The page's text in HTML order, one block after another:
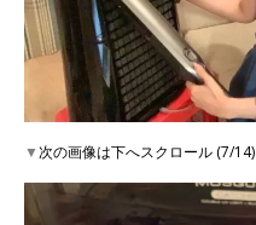
▼次の画像は下へスクロール (7/14)